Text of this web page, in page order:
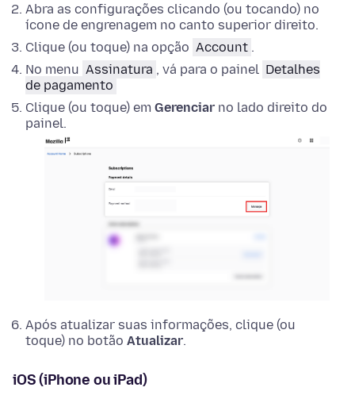
Abra as configurações clicando (ou tocando) no
ícone de engrenagem no canto superior direito.
Clique (ou toque) na opção Account .
No menu Assinatura , vá para o painel Detalhes
de pagamento
Clique (ou toque) em Gerenciar no lado direito do
painel.
Após atualizar suas informações, clique (ou
toque) no botão Atualizar.
iOS (iPhone ou iPad)